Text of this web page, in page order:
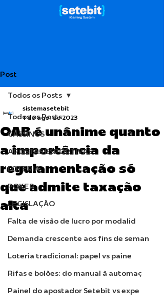
Post
Todos os Posts
CASSINOS
APOSTAS ESPORTIVAS
LOTERIA
POKER
LEGISLAÇÃO
Falta de visão de lucro por modalid
Demanda crescente aos fins de seman
Loteria tradicional: papel vs paine
Rifas e bolões: do manual à automaç
Painel do apostador Setebit vs expe
Todos os Posts
OAB é unânime quanto
a importância da
regulamentação só
que admite taxação
alta
sistemasetebit
1 de ago. de 2023